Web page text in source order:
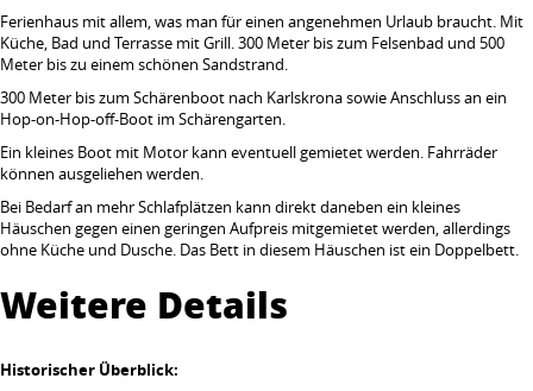
Ferienhaus mit allem, was man für einen angenehmen Urlaub braucht. Mit
Küche, Bad und Terrasse mit Grill. 300 Meter bis zum Felsenbad und 500
Meter bis zu einem schönen Sandstrand.
300 Meter bis zum Schärenboot nach Karlskrona sowie Anschluss an ein
Hop-on-Hop-off-Boot im Schärengarten.
Ein kleines Boot mit Motor kann eventuell gemietet werden. Fahrräder
können ausgeliehen werden.
Bei Bedarf an mehr Schlafplätzen kann direkt daneben ein kleines
Häuschen gegen einen geringen Aufpreis mitgemietet werden, allerdings
ohne Küche und Dusche. Das Bett in diesem Häuschen ist ein Doppelbett.
Weitere Details
Historischer Überblick: